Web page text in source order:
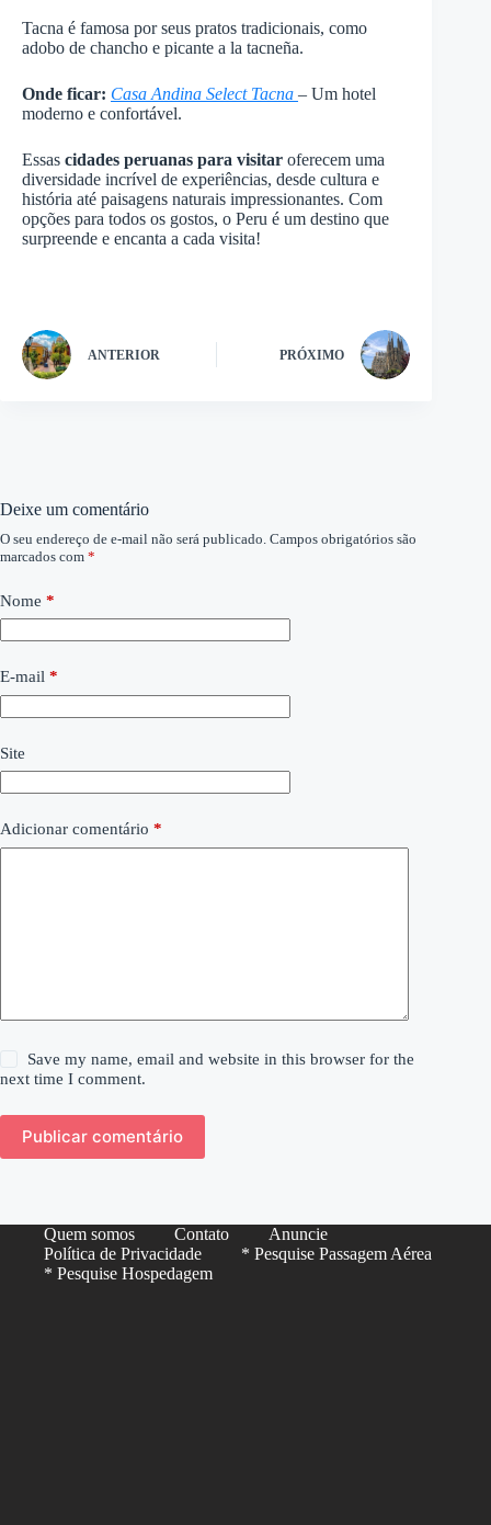
Tacna é famosa por seus pratos tradicionais, como
adobo de chancho e picante a la tacneña.
Onde ficar: Casa Andina Select Tacna – Um hotel
moderno e confortável.
Essas cidades peruanas para visitar oferecem uma
diversidade incrível de experiências, desde cultura e
história até paisagens naturais impressionantes. Com
opções para todos os gostos, o Peru é um destino que
surpreende e encanta a cada visita!
ANTERIOR PRÓXIMO
Deixe um comentário
O seu endereço de e-mail não será publicado. Campos obrigatórios são
marcados com *
Nome *
E-mail *
Site
Adicionar comentário *
Save my name, email and website in this browser for the
next time I comment.
Publicar comentário
Quem somos Contato
Anuncie
Política de Privacidade
* Pesquise Passagem Aérea
* Pesquise Hospedagem